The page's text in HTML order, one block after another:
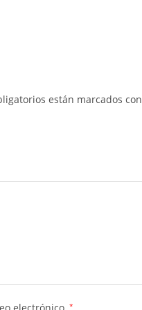
están marcados con
electrónico *